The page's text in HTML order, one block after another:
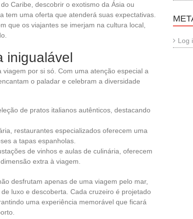
Caribe, descobrir o exotismo da Ásia ou
tem uma oferta que atenderá suas expectativas.
que os viajantes se imerjam na cultura local,
inigualável
por si só. Com uma atenção especial a
o paladar e celebram a diversidade
de pratos italianos autênticos, destacando
restaurantes especializados oferecem uma
a tapas espanholas.
de vinhos e aulas de culinária, oferecem
extra à viagem.
desfrutam apenas de uma viagem pelo mar,
luxo e descoberta. Cada cruzeiro é projetado
uma experiência memorável que ficará
Log